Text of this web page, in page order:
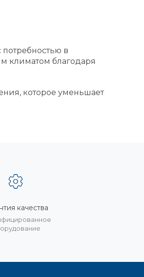
в
климатом благодаря
которое уменьшает
качества